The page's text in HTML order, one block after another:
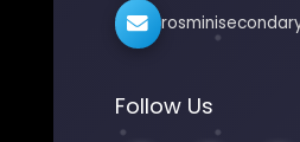
Follow Us